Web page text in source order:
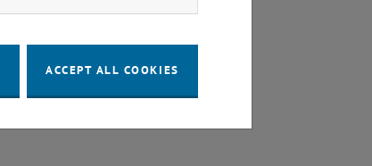
ACCEPT ALL COOKIES